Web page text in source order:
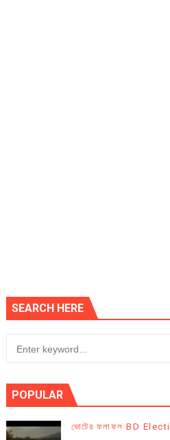
SEARCH HERE
POPULAR
ভোটের ফলাফল BD